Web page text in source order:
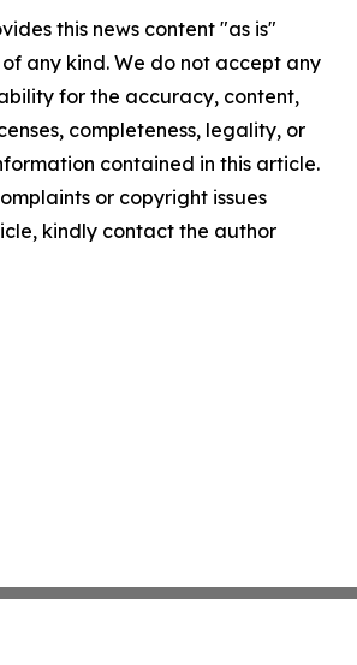
this news content "as is"
any kind. We do not accept any
for the accuracy, content,
completeness, legality, or
contained in this article.
or copyright issues
kindly contact the author